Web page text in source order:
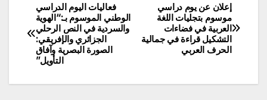
تصفّح
المقالات
فعاليات اليوم الدراسي
الوطني الموسوم بـ:“الهوية
والسردية في النص الرحلي
الجزائري والإفريقي:
الصورة البصرية وآفاق
التأويل”
إعلان عن يوم دراسي
موسوم بتجليات اللغة
العربية في فضاءات
التشكيل قراءة في جمالية
الحرف العربي